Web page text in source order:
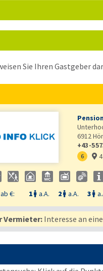
Sie Ihren Gastgeber
6912
+43-
6 
ab €: 1  a.A. 2  a.A. 3 
Vermieter:Interesse an